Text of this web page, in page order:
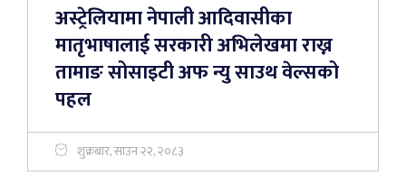
अस्ट्रेलियामा नेपाली आदिवासीका
मातृभाषालाई सरकारी अभिलेखमा राख्न
तामाङ सोसाइटी अफ न्यु साउथ वेल्सको
पहल
शुक्रबार, साउन २२, २०८३